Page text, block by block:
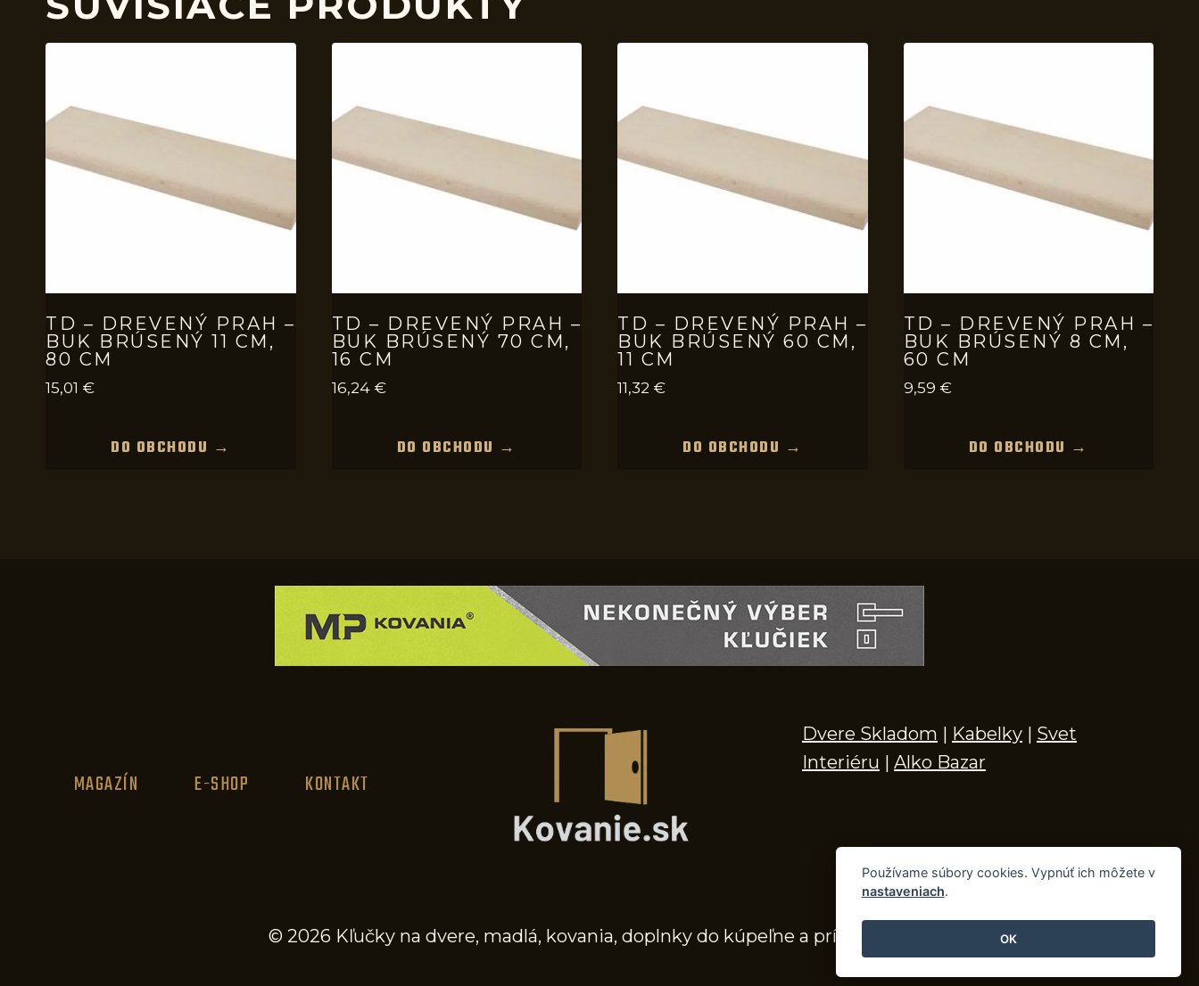
TD – DREVENÝ PRAH –
BUK BRÚSENÝ 11 CM,
80 CM
15,01 €
DO OBCHODU →
TD – DREVENÝ PRAH –
BUK BRÚSENÝ 70 CM,
16 CM
16,24 €
DO OBCHODU →
TD – DREVENÝ PRAH –
BUK BRÚSENÝ 60 CM,
11 CM
11,32 €
DO OBCHODU →
TD – DREVENÝ PRAH –
BUK BRÚSENÝ 8 CM,
60 CM
9,59 €
DO OBCHODU →
MAGAZÍN E-SHOP KONTAKT
Dvere Skladom | Kabelky | Svet
Interiéru | Alko Bazar
© 2026 Kľučky na dvere, madlá, kovania, doplnky do kúpeľne a príslušenstvo
Používame súbory cookies. Vypnúť ich môžete v
nastaveniach.
OK